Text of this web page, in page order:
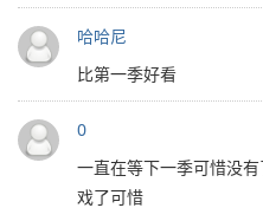
哈哈尼
比第一季好看
0
一直在等下一季可惜没
戏了可惜